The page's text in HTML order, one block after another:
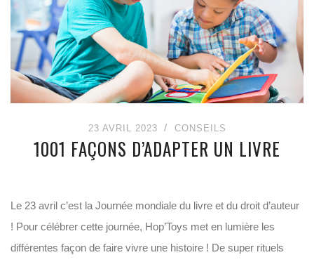
23 AVRIL 2023 CONSEILS
1001 FAÇONS D’ADAPTER UN LIVRE
Le 23 avril c’est la Journée mondiale du livre et du droit d’auteur
! Pour célébrer cette journée, Hop’Toys met en lumière les
différentes façon de faire vivre une histoire ! De super rituels